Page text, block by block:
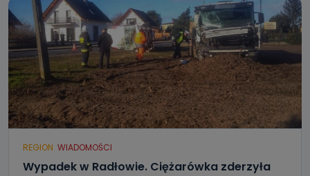
REGION WIADOMOŚCI
Wypadek w Radłowie. Ciężarówka zderzyła